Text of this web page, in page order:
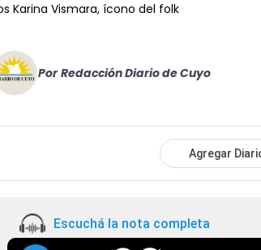
Karina Vismara, ícono del folk
Por Redacción Diario de Cuyo
Agregar
Escuchá la nota completa